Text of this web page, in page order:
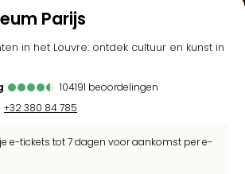
Parijs
in het Louvre: ontdek cultuur en kunst in
104191 beoordelingen
+32 380 84 785
e-tickets tot 7 dagen voor aankomst per e-